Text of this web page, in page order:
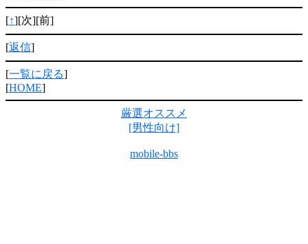
[↑][次][前]
[返信]
[一覧に戻る]
[HOME]
厳選オススメ
[男性向け]
mobile-bbs